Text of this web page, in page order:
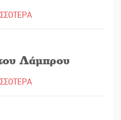
Λάμπρου